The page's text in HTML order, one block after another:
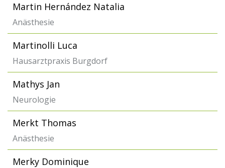
Martin Hernández Natalia
Anästhesie
Martinolli Luca
Hausarztpraxis Burgdorf
Mathys Jan
Neurologie
Merkt Thomas
Anästhesie
Merky Dominique